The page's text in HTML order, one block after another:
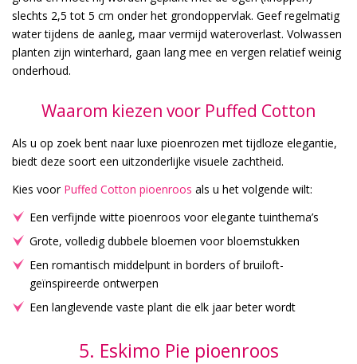
slechts 2,5 tot 5 cm onder het grondoppervlak. Geef regelmatig
water tijdens de aanleg, maar vermijd wateroverlast. Volwassen
planten zijn winterhard, gaan lang mee en vergen relatief weinig
onderhoud.
Waarom kiezen voor Puffed Cotton
Als u op zoek bent naar luxe pioenrozen met tijdloze elegantie,
biedt deze soort een uitzonderlijke visuele zachtheid.
Kies voor Puffed Cotton pioenroos als u het volgende wilt:
Een verfijnde witte pioenroos voor elegante tuinthema’s
Grote, volledig dubbele bloemen voor bloemstukken
Een romantisch middelpunt in borders of bruiloft-
geïnspireerde ontwerpen
Een langlevende vaste plant die elk jaar beter wordt
5. Eskimo Pie pioenroos